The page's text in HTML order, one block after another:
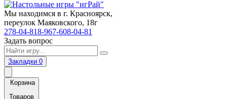
Мы находимся в г. Красноярск,
переулок Маяковского, 18г
278-04-818-967-608-04-81
Задать вопрос
Закладки 0
Корзина
Товаров